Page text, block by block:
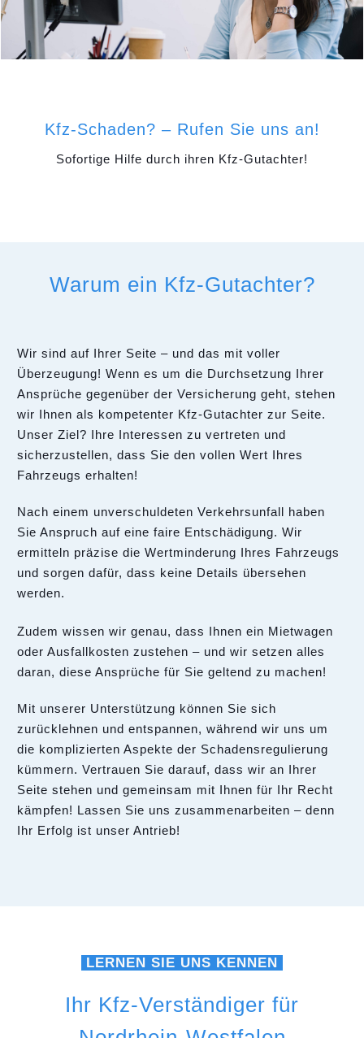
Kfz-Schaden? – Rufen Sie uns an!
Sofortige Hilfe durch ihren Kfz-Gutachter!
Warum ein Kfz-Gutachter?
Wir sind auf Ihrer Seite – und das mit voller
Überzeugung! Wenn es um die Durchsetzung Ihrer
Ansprüche gegenüber der Versicherung geht, stehen
wir Ihnen als kompetenter Kfz-Gutachter zur Seite.
Unser Ziel? Ihre Interessen zu vertreten und
sicherzustellen, dass Sie den vollen Wert Ihres
Fahrzeugs erhalten!
Nach einem unverschuldeten Verkehrsunfall haben
Sie Anspruch auf eine faire Entschädigung. Wir
ermitteln präzise die Wertminderung Ihres Fahrzeugs
und sorgen dafür, dass keine Details übersehen
werden.
Zudem wissen wir genau, dass Ihnen ein Mietwagen
oder Ausfallkosten zustehen – und wir setzen alles
daran, diese Ansprüche für Sie geltend zu machen!
Mit unserer Unterstützung können Sie sich
zurücklehnen und entspannen, während wir uns um
die komplizierten Aspekte der Schadensregulierung
kümmern. Vertrauen Sie darauf, dass wir an Ihrer
Seite stehen und gemeinsam mit Ihnen für Ihr Recht
kämpfen! Lassen Sie uns zusammenarbeiten – denn
Ihr Erfolg ist unser Antrieb!
LERNEN SIE UNS KENNEN
Ihr Kfz-Verständiger für